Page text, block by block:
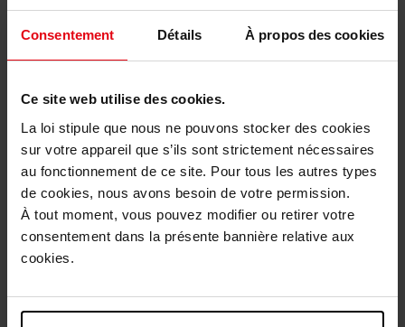
Consentement Détails À propos des cookies
Ce site web utilise des cookies.
La loi stipule que nous ne pouvons stocker des cookies
sur votre appareil que s’ils sont strictement nécessaires
au fonctionnement de ce site. Pour tous les autres types
de cookies, nous avons besoin de votre permission.
À tout moment, vous pouvez modifier ou retirer votre
consentement dans la présente bannière relative aux
cookies.
Avis client Politique relative aux avis des clients
CARVEN